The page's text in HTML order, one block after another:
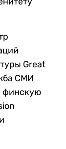
Great
СМИ
финскую